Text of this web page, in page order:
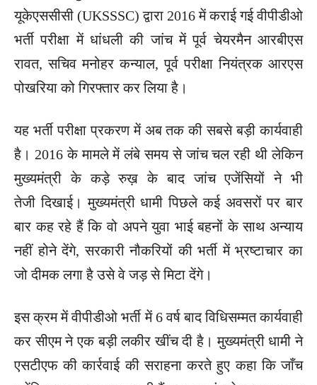
यूकेएससीसी (UKSSSC) द्वारा 2016 में कराई गई वीपीडीओ
भर्ती परीक्षा में धांधली की जांच में पूर्व चेयरमैन आरबीएस
रावत, सचिव मनोहर कन्याल, पूर्व परीक्षा नियंत्रक आरएस
पोखरिया को गिरफ्तार कर लिया है।
यह भर्ती परीक्षा प्रकरण में अब तक की सबसे बड़ी कार्यवाही
है। 2016 के मामले में लंबे समय से जांच चल रही थी लेकिन
मुख्यमंत्री के कड़े रुख़ के बाद जांच एजेंसियों ने भी
तेजी दिखाई। मुख्यमंत्री धामी पिछले कई अवसरों पर बार
बार कह रहे हैं कि वो अपने युवा भाई बहनों के साथ अन्याय
नहीं होने देंगे, सरकारी नौकरियों की भर्ती में भ्रष्टाचार का
जो दीमक लगा है उसे वे जड़ से मिटा देंगे।
इस क्रम में वीपीडीओ भर्ती में 6 वर्ष बाद विधिसम्मत कार्यवाही
कर सीएम ने एक बड़ी लकीर खींच दी है। मुख्यमंत्री धामी ने
एसटीएफ की कार्रवाई की सराहना करते हुए कहा कि जाँच